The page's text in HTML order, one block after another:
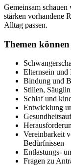
Gemeinsam
stärken vorhandene
Alltag passen.
Themen
Elternsein
Bindung und
Stillen,
Schlaf und
Entwicklung
Vereinbarkeit
Bedürfnissen
Entlastungs-
Fragen zu